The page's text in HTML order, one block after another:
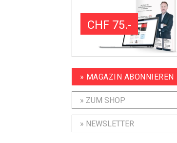
CHF 75.-
» MAGAZIN ABONNIEREN
» ZUM SHOP
» NEWSLETTER